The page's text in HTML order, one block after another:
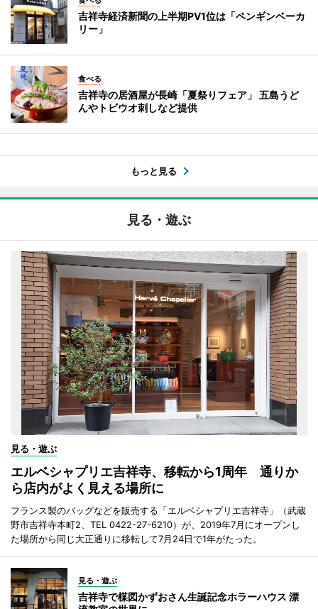
吉祥寺経済新聞の上半期PV1位は「ペンギンベーカ
リー」
食べる
吉祥寺の居酒屋が長崎「夏祭りフェア」 五島うど
んやトビウオ刺しなど提供
もっと見る
見る・遊ぶ
見る・遊ぶ
エルベシャプリエ吉祥寺、移転から1周年 通りか
ら店内がよく見える場所に
フランス製のバッグなどを販売する「エルベシャプリエ吉祥寺」（武蔵
野市吉祥寺本町2、TEL 0422-27-6210）が、2019年7月にオープンし
た場所から同じ大正通りに移転して7月24日で1年がたった。
見る・遊ぶ
吉祥寺で楳図かずおさん生誕記念ホラーハウス 漂